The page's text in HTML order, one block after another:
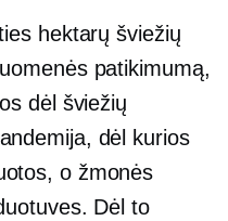
hektarų šviežių
patikimumą,
dėl šviežių
dėl kurios
o žmonės
Dėl to